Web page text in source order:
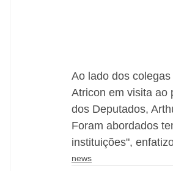
Ao lado dos
Atricon em visita ao
dos Deputados,
Foram abordados
instituições",
news